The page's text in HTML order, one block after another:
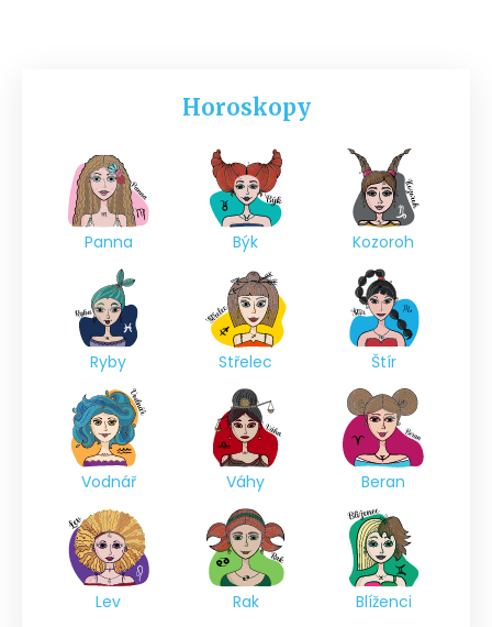
Horoskopy
Panna Býk Kozoroh
Ryby Střelec Štír
Vodnář Váhy Beran
Lev Rak Blíženci